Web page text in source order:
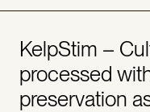
KelpStim –
processed
preservation